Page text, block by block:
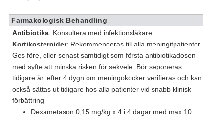
Farmakologisk Behandling
Antibiotika: Konsultera med infektionsläkare
Kortikosteroider: Rekommenderas till alla meningitpatienter.
Ges före, eller senast samtidigt som första antibiotikadosen
med syfte att minska risken för sekvele. Bör seponeras
tidigare än efter 4 dygn om meningokocker verifieras och kan
också sättas ut tidigare hos alla patienter vid snabb klinisk
förbättring
Dexametason 0,15 mg/kg x 4 i 4 dagar med max 10